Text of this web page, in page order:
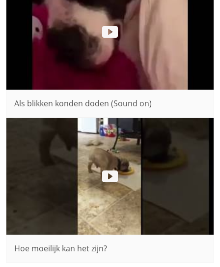
Als blikken konden doden (Sound on)
Hoe moeilijk kan het zijn?